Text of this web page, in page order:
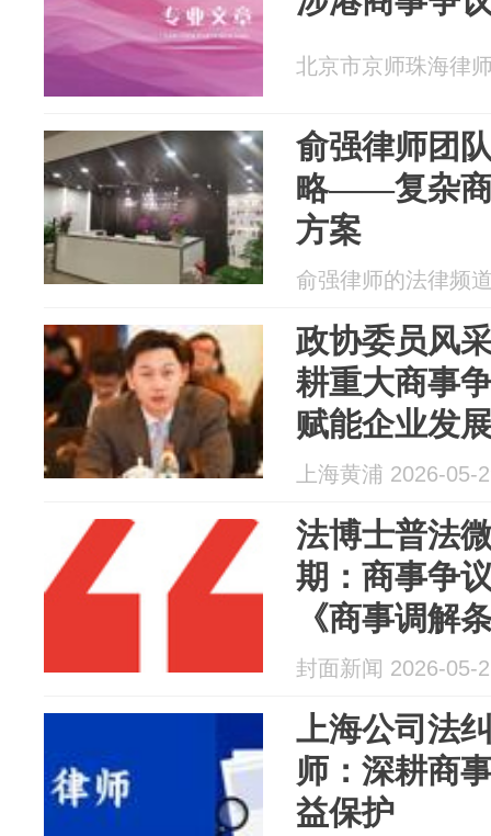
北京市京师珠海律
俞强律师团
略——复杂商
方案
俞强律师的法律频
政协委员风
耕重大商事
赋能企业发
上海黄浦 2026-05-
法博士普法
期：商事争
《商事调解
封面新闻 2026-05-
上海公司法
师：深耕商
益保护